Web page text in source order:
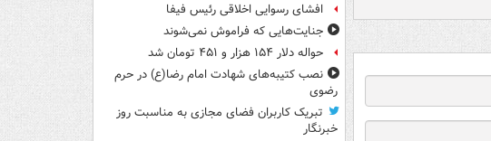
افشای رسوایی اخلاقی رئیس فیفا
جنایت‌هایی که فراموش نمی‌شوند
حواله دلار ۱۵۴ هزار و ۴۵۱ تومان شد
نصب کتیبه‌های شهادت امام رضا(ع) در حرم
رضوی
تبریک کاربران فضای مجازی به مناسبت روز
خبرنگار